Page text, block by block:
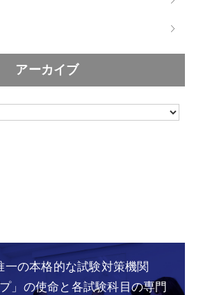
アーカイブ
一の本格的な試験対策機関
」の使命と各試験科目の専門